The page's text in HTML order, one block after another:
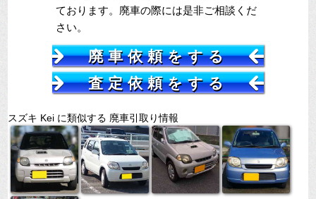
ております。廃車の際には是非ご相談くだ
さい。
廃車依頼をする
査定依頼をする
スズキ Kei に類似する 廃車引取り情報